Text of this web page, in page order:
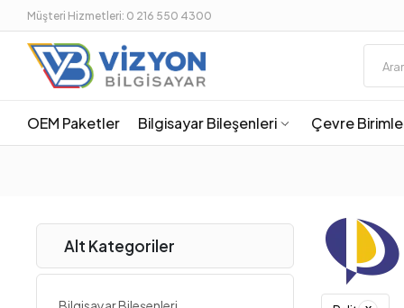
Müşteri Hizmetleri: 0 216 550 4300
OEM Paketler Bilgisayar Bileşenleri Çevre
Alt Kategoriler